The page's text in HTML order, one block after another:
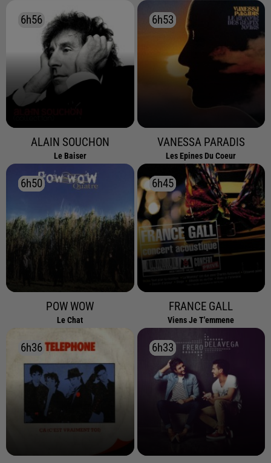
6h56
6h56
ALAIN SOUCHON
Le Baiser
6h53
6h53
VANESSA PARADIS
Les Epines Du Coeur
6h50
6h50
POW WOW
Le Chat
6h45
6h45
FRANCE GALL
Viens Je T'emmene
6h36
6h36 6h33
6h33